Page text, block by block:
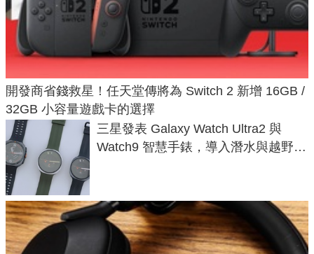
開發商省錢救星！任天堂傳將為 Switch 2 新增 16GB /
32GB 小容量遊戲卡的選擇
三星發表 Galaxy Watch Ultra2 與
Watch9 智慧手錶，導入潛水與越野跑